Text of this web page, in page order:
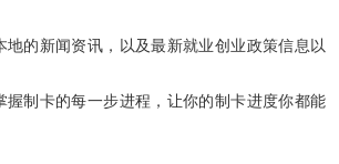
地的新闻资讯，以及最新就业创业政策信息以
握制卡的每一步进程，让你的制卡进度你都能